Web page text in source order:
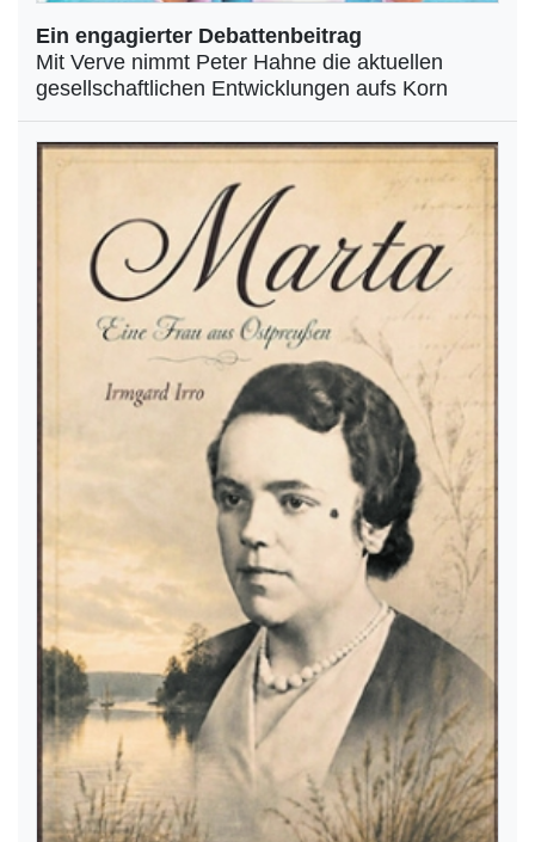
Ein engagierter Debattenbeitrag
Mit Verve nimmt Peter Hahne die aktuellen
gesellschaftlichen Entwicklungen aufs Korn